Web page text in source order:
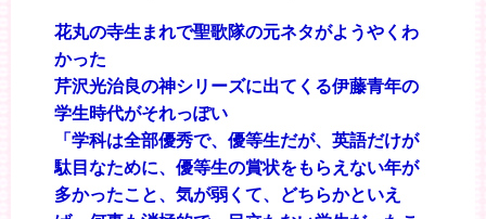
花丸の寺生まれで聖歌隊の元ネタがようやくわ
かった
芹沢光治良の神シリーズに出てくる伊藤青年の
学生時代がそれっぽい
「学科は全部優秀で、優等生だが、英語だけが
駄目なために、優等生の賞状をもらえない年が
多かったこと、気が弱くて、どちらかといえ